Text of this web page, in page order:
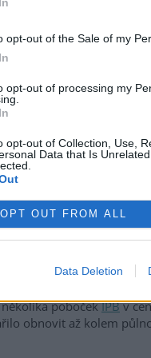
opt-out of the Sale of my
opt-out of processing my
opt-out of Collection, Use,
Data that Is
OPT OUT FROM ALL
Data Deletion
EkoListu
úterý 26. září, kdy se
anarchisté a mladí
centrum
zasedání
. Demonstranti se
skončil na Nuselském
pod Vyšehrad. V
dav zaútočil dlažebními
lahvemi na policisty,
snažili zabránit. Pouliční
kdy profesionální
zničili výlohy a
a rozbily výlohy
pobočekIPBv
obnovit až kolem